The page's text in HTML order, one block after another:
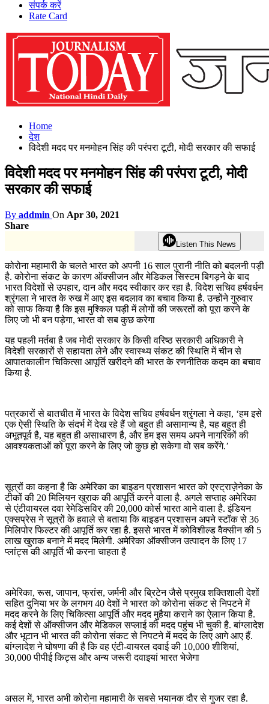
संपर्क करें
Rate Card
Home
देश
विदेशी मदद पर मनमोहन सिंह की परंपरा टूटी, मोदी सरकार की सफाई
विदेशी मदद पर मनमोहन सिंह की परंपरा टूटी, मोदी
सरकार की सफाई
By addmin On Apr 30, 2021
Share
Listen This News
कोरोना महामारी के चलते भारत को अपनी 16 साल पुरानी नीति को बदलनी पड़ी
है. कोरोना संकट के कारण ऑक्सीजन और मेडिकल सिस्टम बिगड़ने के बाद
भारत विदेशों से उपहार, दान और मदद स्वीकार कर रहा है. विदेश सचिव हर्षवर्धन
श्रृंगला ने भारत के रुख में आए इस बदलाव का बचाव किया है. उन्होंने गुरुवार
को साफ किया है कि इस मुश्किल घड़ी में लोगों की जरूरतों को पूरा करने के
लिए जो भी बन पड़ेगा, भारत वो सब कुछ करेगा
यह पहली मर्तबा है जब मोदी सरकार के किसी वरिष्ठ सरकारी अधिकारी ने
विदेशी सरकारों से सहायता लेने और स्वास्थ्य संकट की स्थिति में चीन से
आपातकालीन चिकित्सा आपूर्ति खरीदने की भारत के रणनीतिक कदम का बचाव
किया है.
पत्रकारों से बातचीत में भारत के विदेश सचिव हर्षवर्धन श्रृंगला ने कहा, ‘हम इसे
एक ऐसी स्थिति के संदर्भ में देख रहे हैं जो बहुत ही असामान्य है, यह बहुत ही
अभूतपूर्व है, यह बहुत ही असाधारण है, और हम इस समय अपने नागरिकों की
आवश्यकताओं को पूरा करने के लिए जो कुछ हो सकेगा वो सब करेंगे.’
सूत्रों का कहना है कि अमेरिका का बाइडन प्रशासन भारत को एस्ट्राज़ेनेका के
टीकों की 20 मिलियन खुराक की आपूर्ति करने वाला है. अगले सप्ताह अमेरिका
से एंटीवायरल दवा रेमेडिसविर की 20,000 कोर्स भारत आने वाला है. इंडियन
एक्सप्रेस ने सूत्रों के हवाले से बताया कि बाइडन प्रशासन अपने स्टॉक से 36
मिलिपोर फिल्टर की आपूर्ति कर रहा है. इससे भारत में कोविशील्ड वैक्सीन की 5
लाख खुराक बनाने में मदद मिलेगी. अमेरिका ऑक्सीजन उत्पादन के लिए 17
प्लांट्स की आपूर्ति भी करना चाहता है
अमेरिका, रूस, जापान, फ्रांस, जर्मनी और ब्रिटेन जैसे प्रमुख शक्तिशाली देशों
सहित दुनिया भर के लगभग 40 देशों ने भारत को कोरोना संकट से निपटने में
मदद करने के लिए चिकित्सा आपूर्ति और मदद मुहैया कराने का ऐलान किया है.
कई देशों से ऑक्सीजन और मेडिकल सप्लाई की मदद पहुंच भी चुकी है. बांग्लादेश
और भूटान भी भारत की कोरोना संकट से निपटने में मदद के लिए आगे आए हैं.
बांग्लादेश ने घोषणा की है कि वह एंटी-वायरल दवाई की 10,000 शीशियां,
30,000 पीपीई किट्स और अन्य जरूरी दवाइयां भारत भेजेगा
असल में, भारत अभी कोरोना महामारी के सबसे भयानक दौर से गुजर रहा है.